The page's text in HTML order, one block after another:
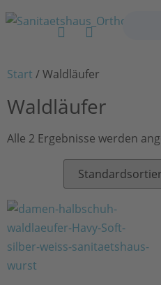
Start / Waldläufer
Waldläufer
Alle 2 Ergebnisse werden